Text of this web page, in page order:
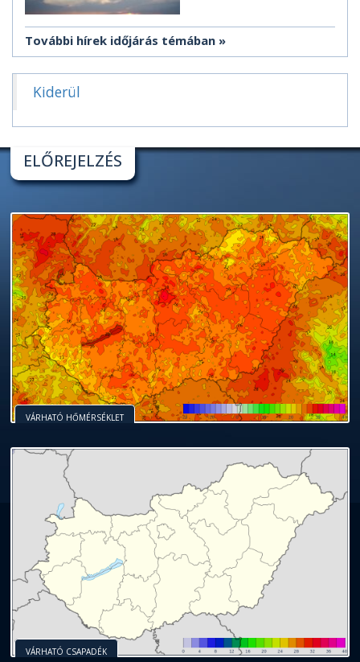
További hírek időjárás témában
Kiderül
ELŐREJELZÉS
VÁRHATÓ HŐMÉRSÉKLET
VÁRHATÓ CSAPADÉK